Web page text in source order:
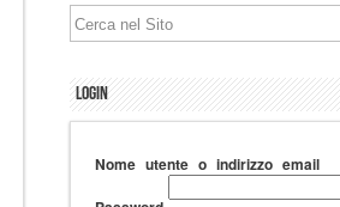
Login
Nome utente o indirizzo email